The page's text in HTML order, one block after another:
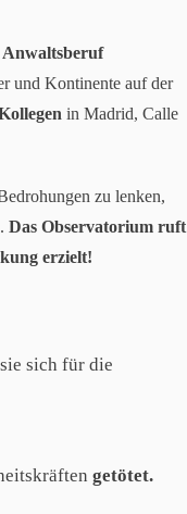
Anwaltsberuf
und Kontinente auf der
in Madrid, Calle
zu lenken,
Das Observatorium ruft
erzielt!
sich für die
getötet.